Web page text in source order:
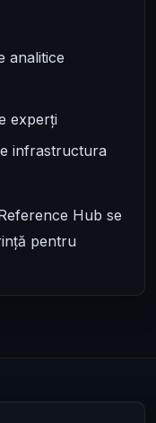
analitice
experți
infrastructura
Hub se
pentru